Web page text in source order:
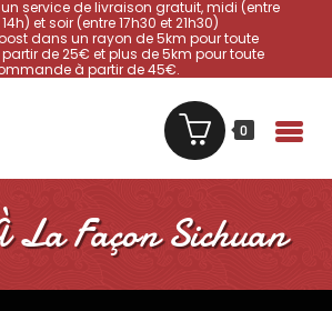
service de livraison gratuit, midi (entre
14h) et soir (entre 17h30 et 21h30)
dans un rayon de 5km pour toute
de 25€ et plus de 5km pour toute
à partir de 45€.
0
La Façon Sichuan